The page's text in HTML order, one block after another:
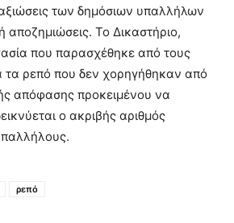
των δημόσιων υπαλλήλων
Το Δικαστήριο,
που παρασχέθηκε από τους
τα ρεπό που δεν χορηγήθηκαν από
απόφασης προκειμένου να
ο ακριβής αριθμός
ρεπό